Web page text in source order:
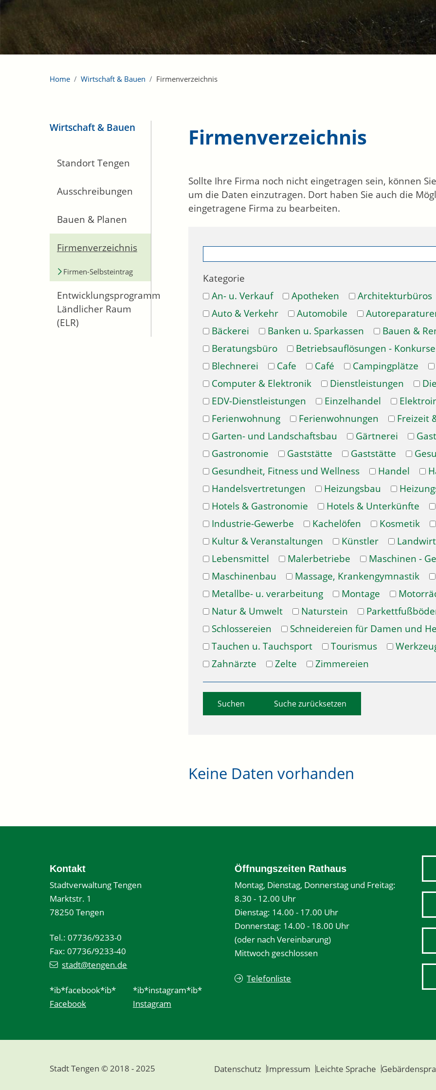
Home Wirtschaft & Bauen Firmenverzeichnis
Wirtschaft & Bauen
Standort Tengen
Ausschreibungen
Bauen & Planen
Firmenverzeichnis
Firmen-Selbsteintrag
Entwicklungsprogramm
Ländlicher Raum
(ELR)
Firmenverzeichnis
Sollte Ihre Firma noch nicht eingetragen sein, können
um die Daten einzutragen. Dort haben Sie auch die
eingetragene Firma zu bearbeiten.
Kategorie
An- u. Verkauf
Apotheken Architekturbüros
Auto & Verkehr
Automobile
Bäckerei
Banken u. Sparkassen Bauen &
Beratungsbüro
Betriebsauflösungen - Konkurse
Blechnerei
Cafe Café Campingplätze
Computer & Elektronik
Dienstleistungen
EDV-Dienstleistungen
Einzelhandel
Ferienwohnung
Ferienwohnungen Freizeit
Garten- und Landschaftsbau
Gärtnerei
Gastronomie
Gaststätte Gaststätte
Gesundheit, Fitness und Wellness
Handel
Handelsvertretungen
Heizungsbau
Hotels & Gastronomie
Hotels & Unterkünfte
Industrie-Gewerbe
Kachelöfen Kosmetik
Kultur & Veranstaltungen
Künstler
Lebensmittel
Malerbetriebe
Maschinen -
Maschinenbau
Massage, Krankengymnastik
Metallbe- u. verarbeitung
Montage
Natur & Umwelt
Naturstein
Schlossereien
Schneidereien für Damen und
Tauchen u. Tauchsport
Tourismus
Zahnärzte
Zelte Zimmereien
Suche zurücksetzen
Keine Daten vorhanden
Kontakt
Stadtverwaltung Tengen
Marktstr. 1
78250 Tengen
Tel.: 07736/9233-0
Fax: 07736/9233-40
stadt@tengen.de
*ib*facebook*ib*
Facebook
*ib*instagram*ib*
Instagram
Öffnungszeiten Rathaus
Montag, Dienstag, Donnerstag und Freitag:
8.30 - 12.00 Uhr
Dienstag: 14.00 - 17.00 Uhr
Donnerstag: 14.00 - 18.00 Uhr
(oder nach Vereinbarung)
Mittwoch geschlossen
Telefonliste
Stadt Tengen © 2018 - 2025 Datenschutz Impressum Leichte Sprache